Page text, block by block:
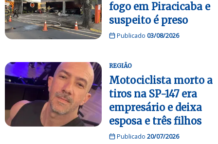
fogo em Piracicaba e
suspeito é preso
Publicado 03/08/2026
REGIÃO
Motociclista morto a
tiros na SP-147 era
empresário e deixa
esposa e três filhos
Publicado 20/07/2026